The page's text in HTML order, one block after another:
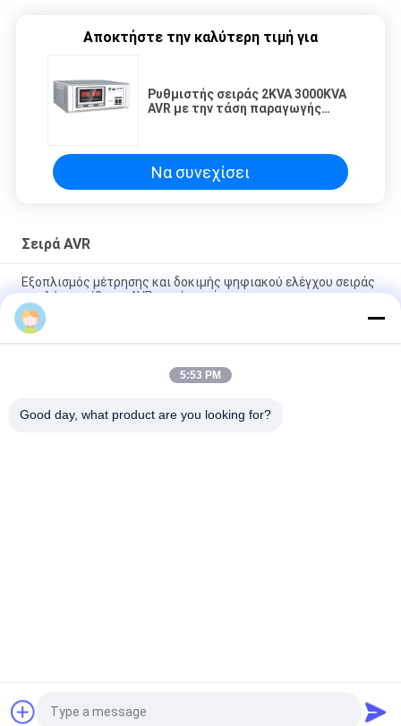
Αποκτήστε την καλύτερη τιμή για
Ρυθμιστής σειράς 2KVA 3000KVA
AVR με την τάση παραγωγής
Να συνεχίσει
Σειρά AVR
Εξοπλισμός μέτρησης και δοκιμής ψηφιακού ελέγχου σειράς
υψηλής ακρίβειας AVR ενιαίας φάσης
Αυτόματη σειρά ρυθμιστών τάσης AVR, ηλεκτρικός
σταθεροποιητής επίδειξης LED/LCD για το σπίτι
3KVA AVR σειράς ενιαίας φάσης αξιόπιστη απόδοση
Δύναμης
Αίτηση κράτησης
5:53 PM
Good day, what product are you looking for?